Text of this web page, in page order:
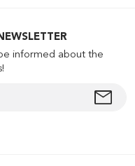
informed about the